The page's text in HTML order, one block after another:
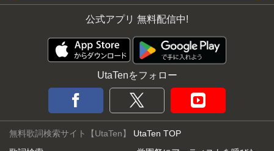
公式アプリ 無料配信中!
UtaTenをフォロー
無料歌詞検索サイト【UtaTen】 UtaTen TOP